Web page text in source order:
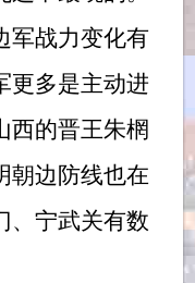
军战力变化有
更多是主动进
西的晋王朱棢
朝边防线也在
、宁武关有数